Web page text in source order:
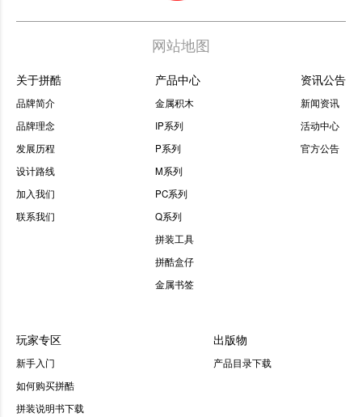
网站地图
关于拼酷
品牌简介
品牌理念
发展历程
设计路线
加入我们
联系我们
产品中心
金属积木
IP系列
P系列
M系列
PC系列
Q系列
拼装工具
拼酷盒仔
金属书签
资讯公告
新闻资讯
活动中心
官方公告
玩家专区
新手入门
如何购买拼酷
拼装说明书下载
出版物
产品目录下载